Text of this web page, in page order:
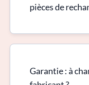
pièces de
Garantie : à